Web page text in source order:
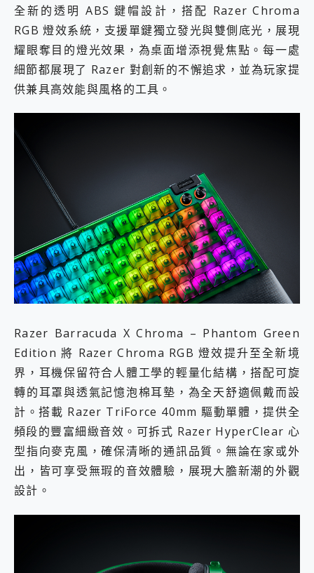
全新的透明 ABS 鍵帽設計，搭配 Razer Chroma
RGB 燈效系統，支援單鍵獨立發光與雙側底光，展現
耀眼奪目的燈光效果，為桌面增添視覺焦點。每一處
細節都展現了 Razer 對創新的不懈追求，並為玩家提
供兼具高效能與風格的工具。
Razer Barracuda X Chroma – Phantom Green
Edition 將 Razer Chroma RGB 燈效提升至全新境
界，耳機保留符合人體工學的輕量化結構，搭配可旋
轉的耳罩與透氣記憶泡棉耳墊，為全天舒適佩戴而設
計。搭載 Razer TriForce 40mm 驅動單體，提供全
頻段的豐富細緻音效。可拆式 Razer HyperClear 心
型指向麥克風，確保清晰的通訊品質。無論在家或外
出，皆可享受無瑕的音效體驗，展現大膽新潮的外觀
設計。